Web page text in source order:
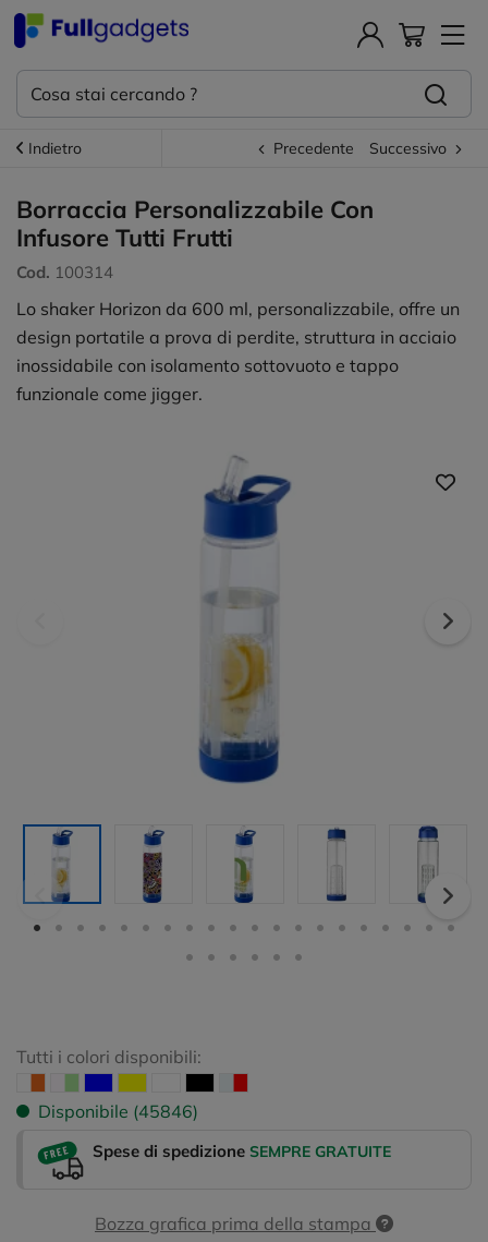
Indietro Precedente Successivo
Borraccia Personalizzabile Con
Infusore Tutti Frutti
Cod. 100314
Lo shaker Horizon da 600 ml, personalizzabile, offre un
design portatile a prova di perdite, struttura in acciaio
inossidabile con isolamento sottovuoto e tappo
funzionale come jigger.
Tutti i colori disponibili:
Disponibile (45846)
Spese di spedizione SEMPRE GRATUITE
Bozza grafica prima della stampa